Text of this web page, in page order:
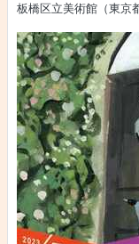
板橋区立美術館（東京